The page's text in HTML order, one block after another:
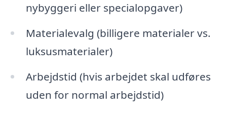
nybyggeri eller specialopgaver)
Materialevalg (billigere materialer vs.
luksusmaterialer)
Arbejdstid (hvis arbejdet skal udføres
uden for normal arbejdstid)